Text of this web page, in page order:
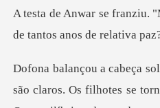
d
são claros. Os filhotes se